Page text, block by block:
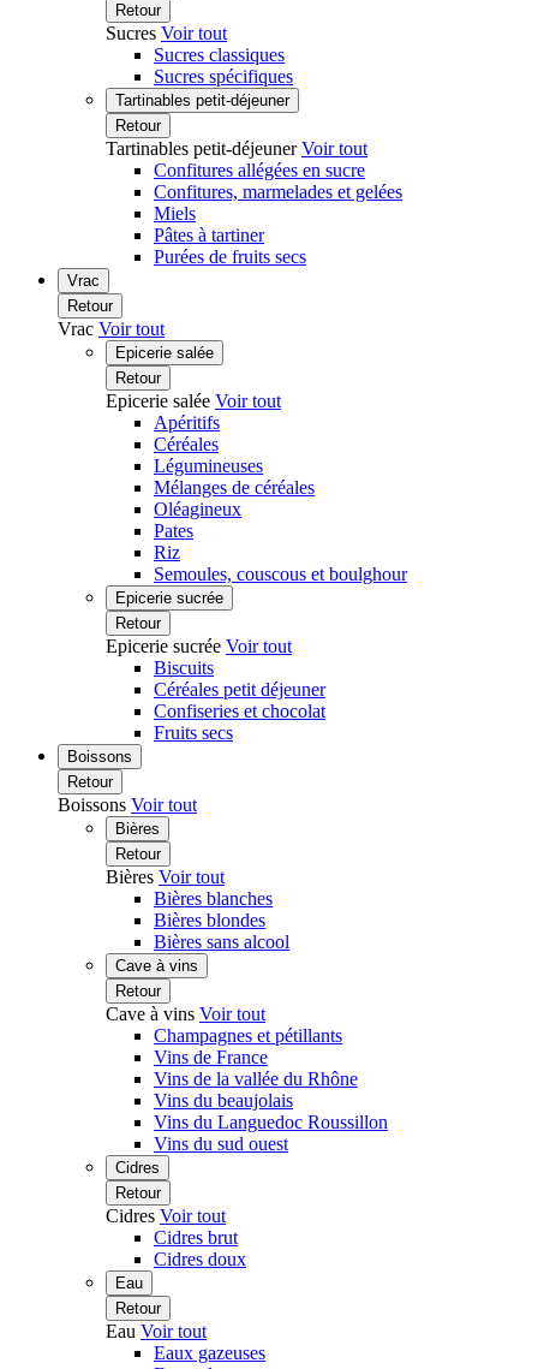
Retour
Sucres Voir tout
Sucres classiques
Sucres spécifiques
Tartinables petit-déjeuner
Retour
Tartinables petit-déjeunerVoir tout
Confitures allégées en sucre
Confitures, marmelades et gelées
Miels
Pâtes à tartiner
Purées de fruits secs
Vrac
Retour
Vrac Voir tout
Epicerie salée
Retour
Epicerie salée Voir tout
Apéritifs
Céréales
Légumineuses
Mélanges de céréales
Oléagineux
Pates
Riz
Semoules, couscous et boulghour
Epicerie sucrée
Retour
Epicerie sucrée Voir tout
Biscuits
Céréales petit déjeuner
Confiseries et chocolat
Fruits secs
Boissons
Retour
Boissons Voir tout
Bières
Retour
Bières Voir tout
Bières blanches
Bières blondes
Bières sans alcool
Cave à vins
Retour
Cave à vins Voir tout
Champagnes et pétillants
Vins de France
Vins de la vallée du Rhône
Vins du beaujolais
Vins du Languedoc Roussillon
Vins du sud ouest
Cidres
Retour
Cidres Voir tout
Cidres brut
Cidres doux
Eau
Retour
Eau Voir tout
Eaux gazeuses